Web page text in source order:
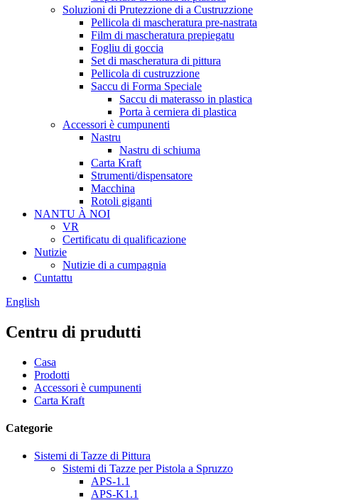
Soluzioni di Prutezzione di a Custruzzione
Pellicola di mascheratura pre-nastrata
Film di mascheratura prepiegatu
Fogliu di goccia
Set di mascheratura di pittura
Pellicola di custruzzione
Saccu di Forma Speciale
Saccu di materasso in plastica
Porta à cerniera di plastica
Accessori è cumpunenti
Nastru
Nastru di schiuma
Carta Kraft
Strumenti/dispensatore
Macchina
Rotoli giganti
NANTU À NOI
VR
Certificatu di qualificazione
Nutizie
Nutizie di a cumpagnia
Cuntattu
English
Centru di prudutti
Casa
Prodotti
Accessori è cumpunenti
Carta Kraft
Categorie
Sistemi di Tazze di Pittura
Sistemi di Tazze per Pistola a Spruzzo
APS-1.1
APS-K1.1